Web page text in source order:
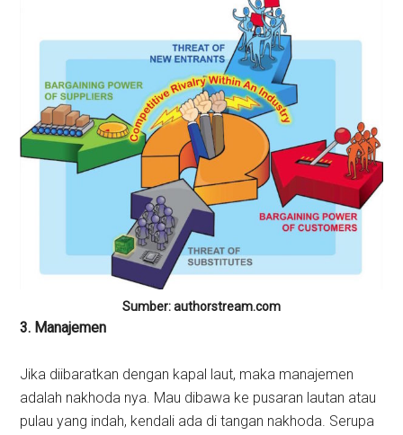
Sumber: authorstream.com
3. Manajemen
Jika diibaratkan dengan kapal laut, maka manajemen
adalah nakhoda nya. Mau dibawa ke pusaran lautan atau
pulau yang indah, kendali ada di tangan nakhoda. Serupa